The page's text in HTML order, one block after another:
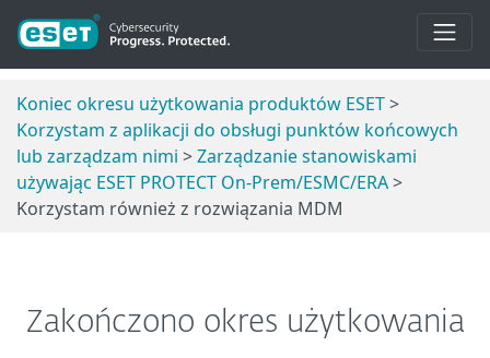
Koniec okresu użytkowania produktów ESET>
Korzystam z aplikacji do obsługi punktów końcowych
lub zarządzam nimi >Zarządzanie stanowiskami
używając ESET PROTECT On-Prem/ESMC/ERA>
Korzystam również z rozwiązania MDM
Zakończono okres użytkowania